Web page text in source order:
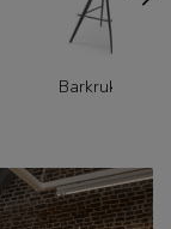
Barkrukken